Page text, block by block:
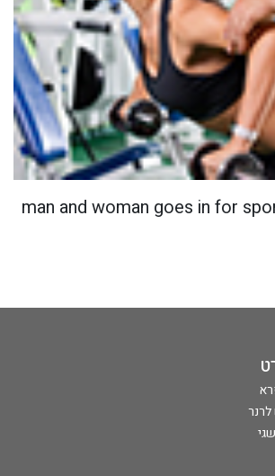
man and woman goes in for